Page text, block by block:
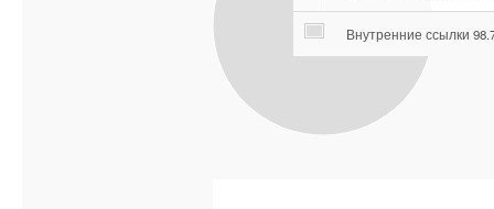
Внутренние ссылки